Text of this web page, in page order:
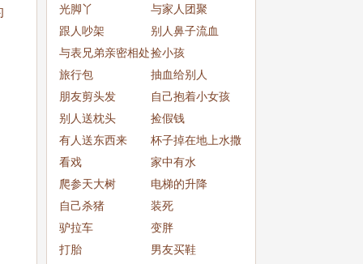
光脚丫
与家人团聚
跟人吵架
别人鼻子流血
与表兄弟亲密相处捡小孩
旅行包
抽血给别人
朋友剪头发
自己抱着小女孩
别人送枕头
捡假钱
有人送东西来
杯子掉在地上水撒
了一
看戏
家中有水
爬参天大树
电梯的升降
自己杀猪
装死
驴拉车
变胖
打胎
男友买鞋